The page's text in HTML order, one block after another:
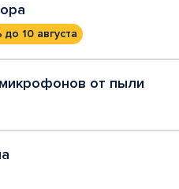
до 10 августа
от пыли